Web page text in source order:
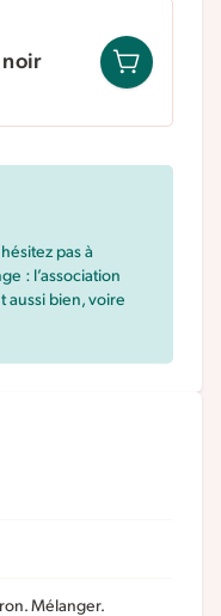
pas à
: l’association
aussi bien, voire
Mélanger.